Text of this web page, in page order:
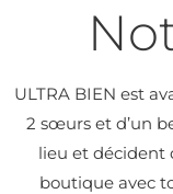
ULTRA BIEN est
2 sœurs et d’un
lieu et décident
boutique avec